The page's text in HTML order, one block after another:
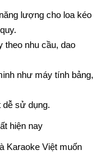
lượng cho loa kéo
nhu cầu, dao
như máy tính bảng,
sử dụng.
hiện nay
Karaoke Việt muốn